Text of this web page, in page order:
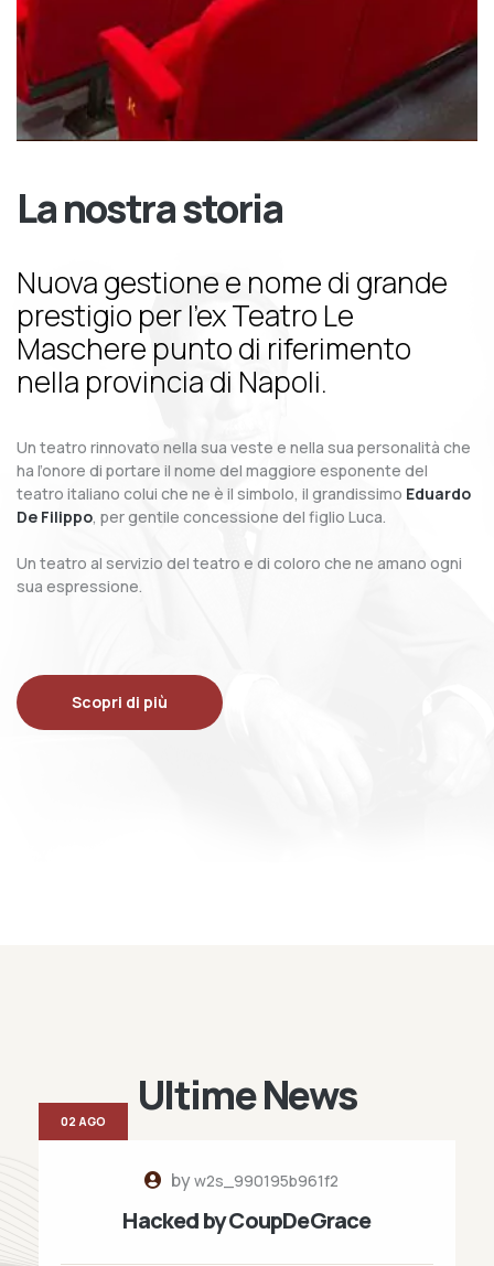
La nostra storia
Nuova gestione e nome di grande
prestigio per l’ex Teatro Le
Maschere punto di riferimento
nella provincia di Napoli.
Un teatro rinnovato nella sua veste e nella sua personalità che
ha l’onore di portare il nome del maggiore esponente del
teatro italiano colui che ne è il simbolo, il grandissimo Eduardo
De Filippo, per gentile concessione del figlio Luca.
Un teatro al servizio del teatro e di coloro che ne amano ogni
sua espressione.
Scopri di più
Ultime News
byw2s_990195b961f2
Hacked by CoupDeGrace
02 AGO